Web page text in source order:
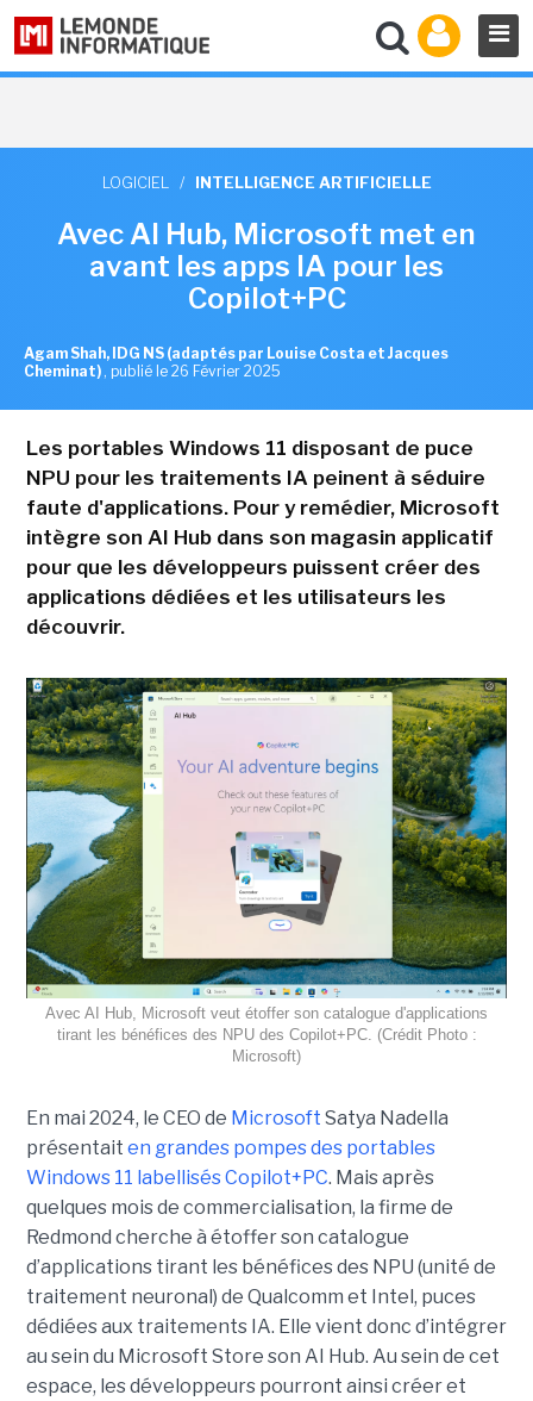
LOGICIEL / INTELLIGENCE ARTIFICIELLE
Avec AI Hub, Microsoft met en
avant les apps IA pour les
Copilot+PC
Agam Shah, IDG NS (adaptés par Louise Costa et Jacques
Cheminat) , publié le 26 Février 2025
Les portables Windows 11 disposant de puce
NPU pour les traitements IA peinent à séduire
faute d'applications. Pour y remédier, Microsoft
intègre son AI Hub dans son magasin applicatif
pour que les développeurs puissent créer des
applications dédiées et les utilisateurs les
découvrir.
Avec AI Hub, Microsoft veut étoffer son catalogue d'applications
tirant les bénéfices des NPU des Copilot+PC. (Crédit Photo :
Microsoft)
En mai 2024, le CEO de Microsoft Satya Nadella
présentait en grandes pompes des portables
Windows 11 labellisés Copilot+PC. Mais après
quelques mois de commercialisation, la firme de
Redmond cherche à étoffer son catalogue
d’applications tirant les bénéfices des NPU (unité de
traitement neuronal) de Qualcomm et Intel, puces
dédiées aux traitements IA. Elle vient donc d’intégrer
au sein du Microsoft Store son AI Hub. Au sein de cet
espace, les développeurs pourront ainsi créer et